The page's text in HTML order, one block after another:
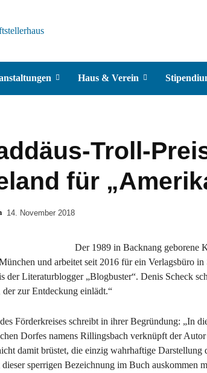
Haus & Verein
Troll-
für
14. November 2018
Der 1989 in Backnang geborene
und arbeitet seit 2016 für ein Verlagsbüro
der Literaturblogger „Blogbuster“. Denis Scheck
der zur Entdeckung einlädt.“
Förderkreises schreibt in ihrer Begründung: „In
Dorfes namens Rillingsbach verknüpft der
damit brüstet, die einzig wahrhaftige Darstellung
sperrigen Bezeichnung im Buch auskommen